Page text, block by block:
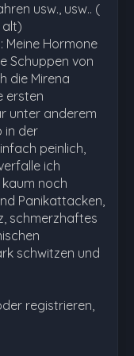
usw., usw.. (
alt)
Meine Hormone
Schuppen von
die Mirena
ersten
unter anderem
in der
peinlich,
ich
noch
Panikattacken,
schmerzhaftes
schwitzen und
registrieren,